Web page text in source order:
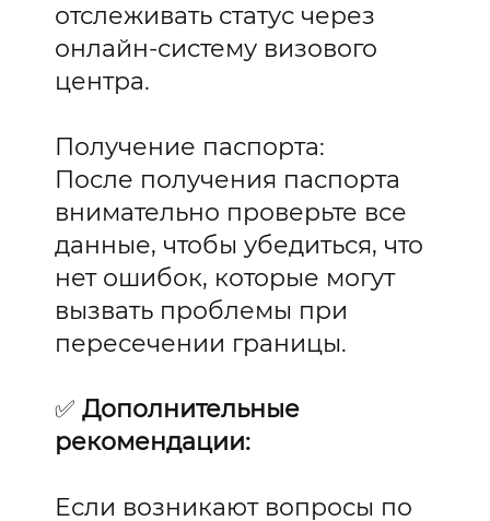
отслеживать статус через
онлайн-систему визового
центра.
Получение паспорта:
После получения паспорта
внимательно проверьте все
данные, чтобы убедиться, что
нет ошибок, которые могут
вызвать проблемы при
пересечении границы.
✅Дополнительные
рекомендации:
Если возникают вопросы по